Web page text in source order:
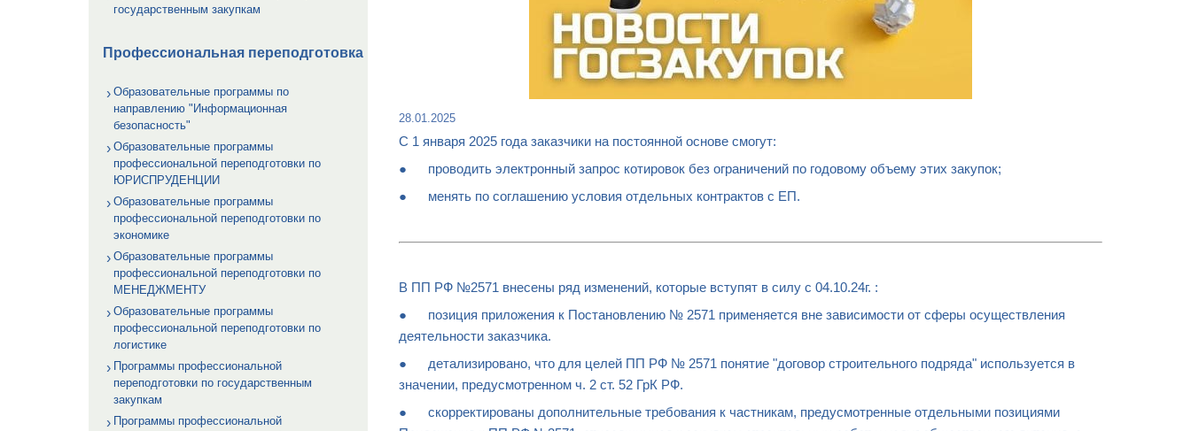
государственным закупкам
Профессиональная переподготовка
Образовательные программы по
направлению "Информационная
безопасность"
Образовательные программы
профессиональной переподготовки по
ЮРИСПРУДЕНЦИИ
Образовательные программы
профессиональной переподготовки по
экономике
Образовательные программы
профессиональной переподготовки по
МЕНЕДЖМЕНТУ
Образовательные программы
профессиональной переподготовки по
логистике
Программы профессиональной
переподготовки по государственным
закупкам
Программы профессиональной
28.01.2025
С 1 января 2025 года заказчики на постоянной основе смогут:
● проводить электронный запрос котировок без ограничений по годовому объему этих закупок;
● менять по соглашению условия отдельных контрактов с ЕП.
В ПП РФ №2571 внесены ряд изменений, которые вступят в силу с 04.10.24г. :
● позиция приложения к Постановлению № 2571 применяется вне зависимости от сферы осуществления
деятельности заказчика.
● детализировано, что для целей ПП РФ № 2571 понятие "договор строительного подряда" используется в
значении, предусмотренном ч. 2 ст. 52 ГрК РФ.
● скорректированы дополнительные требования к частникам, предусмотренные отдельными позициями